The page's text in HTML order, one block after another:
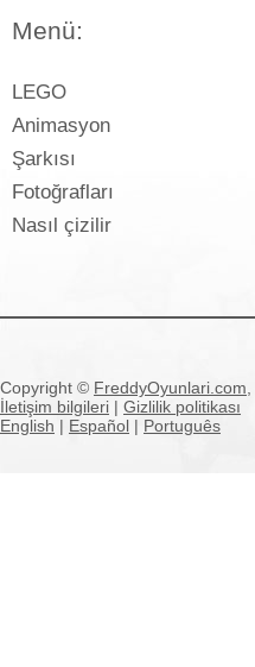
Menü:
LEGO
Animasyon
Şarkısı
Fotoğrafları
Nasıl çizilir
Copyright © FreddyOyunlari.com
İletişim bilgileri | Gizlilik politikası
English | Español | Português